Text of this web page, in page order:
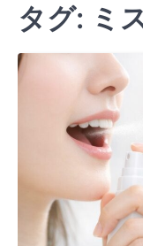
タグ: ミ